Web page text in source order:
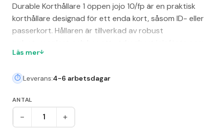
Durable Korthållare 1 öppen jojo 10/fp är en praktisk
korthållare designad för ett enda kort, såsom ID- eller
passerkort. Hållaren är tillverkad av robust
kan dras ut upp till 80 cm. Korthållaren kan användas
standardkort med måtten cirka 54x86 mm.
Läs mer
Leverans:4-6 arbetsdagar
ANTAL
- +